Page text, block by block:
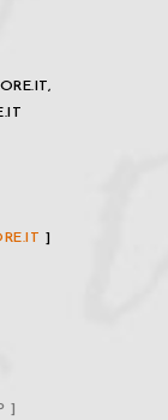
,
]
]